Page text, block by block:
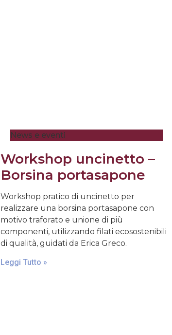
News e eventi
Workshop uncinetto –
Borsina portasapone
Workshop pratico di uncinetto per
realizzare una borsina portasapone con
motivo traforato e unione di più
componenti, utilizzando filati ecosostenibili
di qualità, guidati da Erica Greco.
Leggi Tutto »